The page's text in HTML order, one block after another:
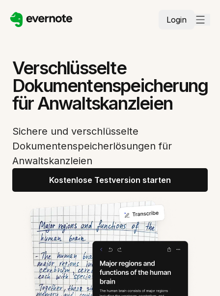
Login
Verschlüsselte
Dokumentenspeicherung
für Anwaltskanzleien
Sichere und verschlüsselte
Dokumentenspeicherlösungen für
Anwaltskanzleien
Kostenlose Testversion starten